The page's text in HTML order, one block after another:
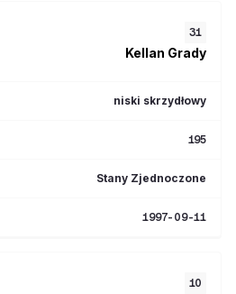
31
Kellan Grady
niski skrzydłowy
195
Stany Zjednoczone
1997-09-11
10